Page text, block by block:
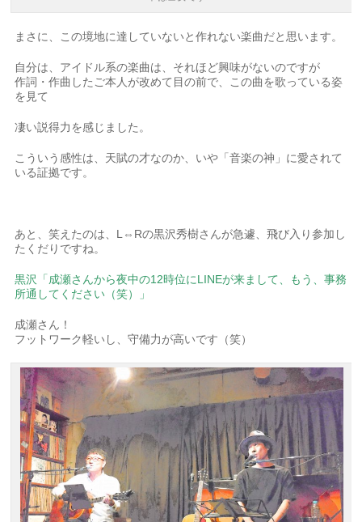
まさに、この境地に達していないと作れない楽曲だと思います。
自分は、アイドル系の楽曲は、それほど興味がないのですが
作詞・作曲したご本人が改めて目の前で、この曲を歌っている姿
を見て
凄い説得力を感じました。
こういう感性は、天賦の才なのか、いや「音楽の神」に愛されて
いる証拠です。
あと、笑えたのは、L⇔Rの黒沢秀樹さんが急遽、飛び入り参加し
たくだりですね。
黒沢「成瀬さんから夜中の12時位にLINEが来まして、もう、事務
所通してください（笑）」
成瀬さん！
フットワーク軽いし、守備力が高いです（笑）